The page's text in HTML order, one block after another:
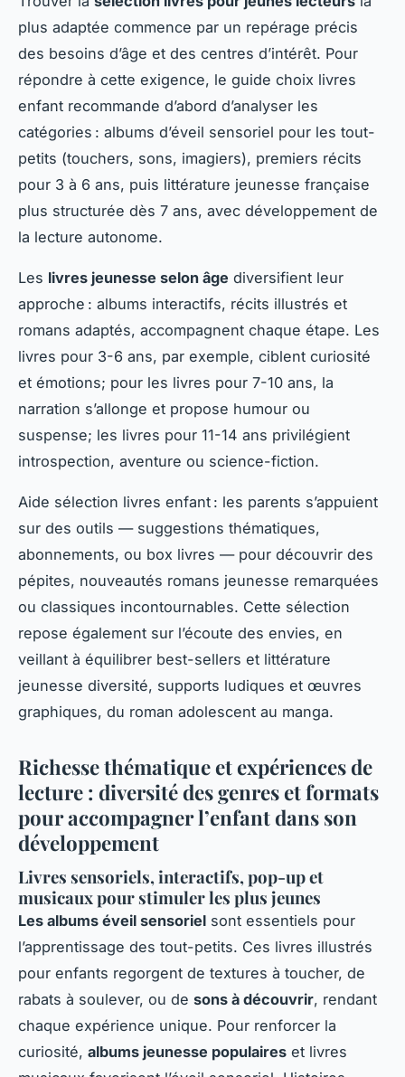
plus adaptée commence par un repérage précis
des besoins d’âge et des centres d’intérêt. Pour
répondre à cette exigence, le guide choix livres
enfant recommande d’abord d’analyser les
catégories : albums d’éveil sensoriel pour les tout-
petits (touchers, sons, imagiers), premiers récits
pour 3 à 6 ans, puis littérature jeunesse française
plus structurée dès 7 ans, avec développement de
la lecture autonome.
Les livres jeunesse selon âge diversifient leur
approche : albums interactifs, récits illustrés et
romans adaptés, accompagnent chaque étape. Les
livres pour 3-6 ans, par exemple, ciblent curiosité
et émotions; pour les livres pour 7-10 ans, la
narration s’allonge et propose humour ou
suspense; les livres pour 11-14 ans privilégient
introspection, aventure ou science-fiction.
Aide sélection livres enfant : les parents s’appuient
sur des outils — suggestions thématiques,
abonnements, ou box livres — pour découvrir des
pépites, nouveautés romans jeunesse remarquées
ou classiques incontournables. Cette sélection
repose également sur l’écoute des envies, en
veillant à équilibrer best-sellers et littérature
jeunesse diversité, supports ludiques et œuvres
graphiques, du roman adolescent au manga.
Richesse thématique et expériences de
lecture : diversité des genres et formats
pour accompagner l’enfant dans son
développement
Livres sensoriels, interactifs, pop-up et
musicaux pour stimuler les plus jeunes
Les albums éveil sensoriel sont essentiels pour
l’apprentissage des tout-petits. Ces livres illustrés
pour enfants regorgent de textures à toucher, de
rabats à soulever, ou de sons à découvrir, rendant
chaque expérience unique. Pour renforcer la
curiosité, albums jeunesse populaires et livres